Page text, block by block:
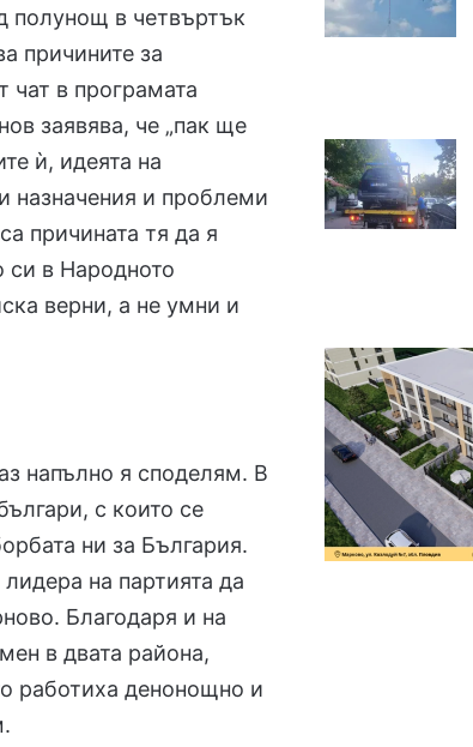
полунощ в четвъртък
причините за
чат в програмата
заявява, че „пак ще
ѝ, идеята на
назначения и проблеми
причината тя да я
си в Народното
верни, а не умни и
напълно я споделям. В
с които се
ни за България.
на партията да
Благодаря и на
в двата района,
работиха денонощно и